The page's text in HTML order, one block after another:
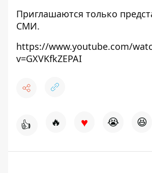
Приглашаются только
СМИ.
https://www.youtube.com/
v=GXVKfkZEPAI
👍 🔥 ♥ 😭 😆